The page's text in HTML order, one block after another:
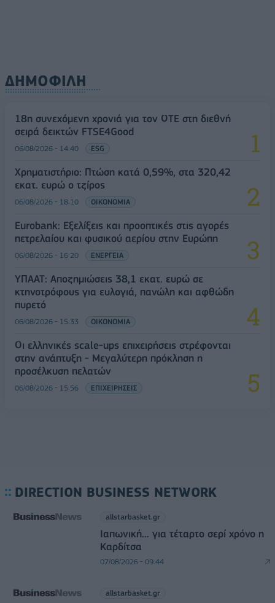
ΔΗΜΟΦΙΛΗ
18η συνεχόμενη χρονιά για τον ΟΤΕ στη διεθνή
σειρά δεικτών FTSE4Good
06/08/2026 - 14:40 ESG
Χρηματιστήριο: Πτώση κατά 0,59%, στα 320,42
εκατ. ευρώ ο τζίρος
06/08/2026 - 18:10 ΟΙΚΟΝΟΜΙΑ
Eurobank: Εξελίξεις και προοπτικές στις αγορές
πετρελαίου και φυσικού αερίου στην Ευρώπη
06/08/2026 - 16:20 ΕΝΕΡΓΕΙΑ
ΥΠΑΑΤ: Αποζημιώσεις 38,1 εκατ. ευρώ σε
κτηνοτρόφους για ευλογιά, πανώλη και αφθώδη
πυρετό
06/08/2026 - 15:33 ΟΙΚΟΝΟΜΙΑ
Οι ελληνικές scale-ups επιχειρήσεις στρέφονται
στην ανάπτυξη - Μεγαλύτερη πρόκληση η
προσέλκυση πελατών
06/08/2026 - 15:56 ΕΠΙΧΕΙΡΗΣΕΙΣ
DIRECTION BUSINESS NETWORK
allstarbasket.gr
Ιαπωνική... για τέταρτο σερί χρόνο η
Καρδίτσα
07/08/2026 - 09:44
allstarbasket.gr